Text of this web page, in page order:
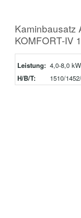
Kaminbausatz
KOMFORT-IV
Leistung: 4,0-8,0 kW
H/B/T:
1510/